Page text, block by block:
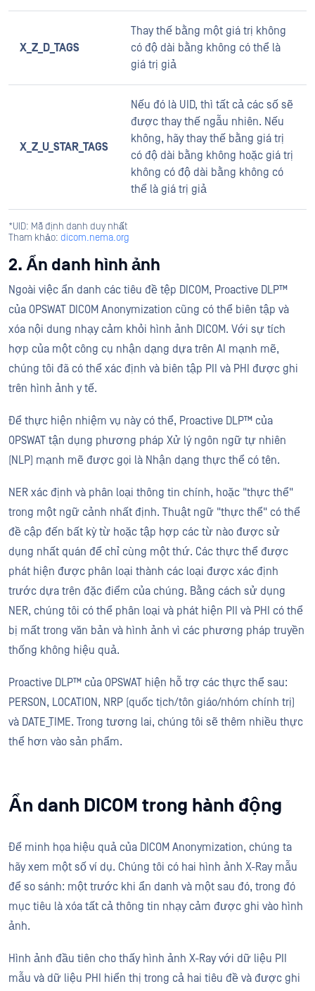
X_Z_D_TAGS
Thay thế bằng một giá trị không
có độ dài bằng không có thể là
giá trị giả
X_Z_U_STAR_TAGS
Nếu đó là UID, thì tất cả các số sẽ
được thay thế ngẫu nhiên. Nếu
không, hãy thay thế bằng giá trị
có độ dài bằng không hoặc giá trị
không có độ dài bằng không có
thể là giá trị giả
*UID: Mã định danh duy nhất
Tham khảo: dicom.nema.org
2. Ẩn danh hình ảnh
Ngoài việc ẩn danh các tiêu đề tệp DICOM, Proactive DLP™
của OPSWAT DICOM Anonymization cũng có thể biên tập và
xóa nội dung nhạy cảm khỏi hình ảnh DICOM. Với sự tích
hợp của một công cụ nhận dạng dựa trên AI mạnh mẽ,
chúng tôi đã có thể xác định và biên tập PII và PHI được ghi
trên hình ảnh y tế.
Để thực hiện nhiệm vụ này có thể, Proactive DLP™ của
OPSWAT tận dụng phương pháp Xử lý ngôn ngữ tự nhiên
(NLP) mạnh mẽ được gọi là Nhận dạng thực thể có tên.
NER xác định và phân loại thông tin chính, hoặc "thực thể"
trong một ngữ cảnh nhất định. Thuật ngữ "thực thể" có thể
đề cập đến bất kỳ từ hoặc tập hợp các từ nào được sử
dụng nhất quán để chỉ cùng một thứ. Các thực thể được
phát hiện được phân loại thành các loại được xác định
trước dựa trên đặc điểm của chúng. Bằng cách sử dụng
NER, chúng tôi có thể phân loại và phát hiện PII và PHI có thể
bị mất trong văn bản và hình ảnh vì các phương pháp truyền
thống không hiệu quả.
Proactive DLP™ của OPSWAT hiện hỗ trợ các thực thể sau:
PERSON, LOCATION, NRP (quốc tịch/tôn giáo/nhóm chính trị)
và DATE_TIME. Trong tương lai, chúng tôi sẽ thêm nhiều thực
thể hơn vào sản phẩm.
Ẩn danh DICOM trong hành động
Để minh họa hiệu quả của DICOM Anonymization, chúng ta
hãy xem một số ví dụ. Chúng tôi có hai hình ảnh X-Ray mẫu
để so sánh: một trước khi ẩn danh và một sau đó, trong đó
mục tiêu là xóa tất cả thông tin nhạy cảm được ghi vào hình
ảnh.
Hình ảnh đầu tiên cho thấy hình ảnh X-Ray với dữ liệu PII
mẫu và dữ liệu PHI hiển thị trong cả hai tiêu đề và được ghi